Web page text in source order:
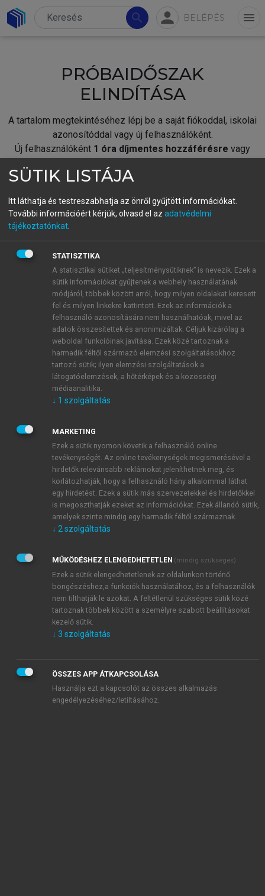
search person BELÉPÉS menu
PRÓBAIDŐSZAK
ELINDÍTÁSA
A tartalom megtekintéséhez lépj be a saját fiókoddal, iskolai
azonosítóddal vagy új felhasználóként.
Új felhasználóként 1 óra díjmentes hozzáférésre vagy
fiókoddal,vagy hozz létre új fiókot.
A regisztráció után apróbaidőszakautomatikusan
BELÉPÉS SAJÁT FIÓKKAL
ÚJ FIÓK LÉTREHOZÁSA
1 óra díjmentes hozzáférés
E-MAIL-CÍM
JELSZÓ
JELSZÓ ÚJRA
Kérek értesítést a MeRSZ újdonságairól, akcióiról.
Kérek értesítést az Akadémiai Kiadó Zrt. újdonságairól,
Adatkezelési tájékoztatóbanfoglaltakat tudomásul
veszem és elfogadom.
Általános vásárlási feltételeket, valamint a szotar.netés a
mersz.huoldalak licencszerződéseiben foglaltakat
tudomásul veszem és elfogadom.
KIPRÓBÁLOM
SÜTIK LISTÁJA
Itt láthatja és testreszabhatja az önről gyűjtött információkat.
További információért kérjük, olvasd el az adatvédelmi
tájékoztatónkat
STATISZTIKA
A statisztikai sütiket „teljesítménysütiknek” is nevezik. Ezek a
sütik információkat gyűjtenek a webhely használatának
módjáról, többek között arról, hogy milyen oldalakat keresett
fel és milyen linkekre kattintott. Ezek az információk a
felhasználó azonosítására nem használhatóak, mivel az
adatok összesítettek és anonimizáltak. Céljuk kizárólag a
weboldal funkcióinak javítása. Ezek közé tartoznak a
harmadik féltől származó elemzési szolgáltatásokhoz
tartozó sütik; ilyen elemzési szolgáltatások a
látogatóelemzések, a hőtérképek és a közösségi
médiaanalitika.
↓ 1 szolgáltatás
MARKETING
Ezek a sütik nyomon követik a felhasználó online
tevékenységét. Az online tevékenységek megismerésével a
hirdetők relevánsabb reklámokat jeleníthetnek meg, és
korlátozhatják, hogy a felhasználó hány alkalommal láthat
egy hirdetést. Ezek a sütik más szervezetekkel és hirdetőkkel
is megoszthatják ezeket az információkat. Ezek állandó sütik,
amelyek szinte mindig egy harmadik féltől származnak.
↓ 2 szolgáltatás
MŰKÖDÉSHEZ ELENGEDHETETLEN (mindig szükséges)
Ezek a sütik elengedhetetlenek az oldalunkon történő
böngészéshez,a funkciók használatához, és a felhasználók
nem tilthatják le azokat. A feltétlenül szükséges sütik közé
tartoznak többek között a személyre szabott beállításokat
kezelő sütik.
↓ 3 szolgáltatás
ÖSSZES APP ÁTKAPCSOLÁSA
Használja ezt a kapcsolót az összes alkalmazás
engedélyezéséhez/letiltásához.